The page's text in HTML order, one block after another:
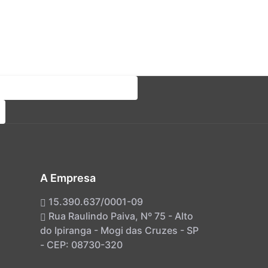
A Empresa
15.390.637/0001-09
Rua Raulindo Paiva, Nº 75 - Alto
do Ipiranga - Mogi das Cruzes - SP
- CEP: 08730-320